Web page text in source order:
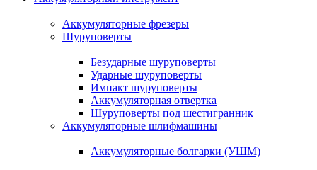
Аккумуляторные фрезеры
Шуруповерты
Безударные шуруповерты
Ударные шуруповерты
Импакт шуруповерты
Аккумуляторная отвертка
Шуруповерты под шестигранник
Аккумуляторные шлифмашины
Аккумуляторные болгарки (УШМ)